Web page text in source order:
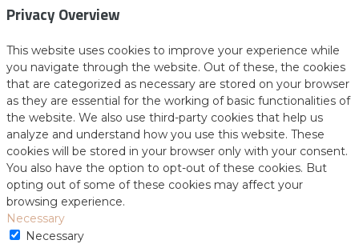
Privacy Overview
This website uses cookies to improve your experience while
you navigate through the website. Out of these, the cookies
that are categorized as necessary are stored on your browser
as they are essential for the working of basic functionalities of
the website. We also use third-party cookies that help us
analyze and understand how you use this website. These
cookies will be stored in your browser only with your consent.
You also have the option to opt-out of these cookies. But
opting out of some of these cookies may affect your
browsing experience.
Necessary
Necessary